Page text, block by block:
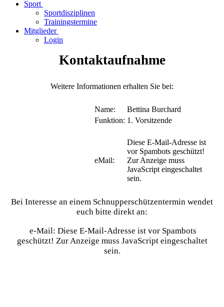
Sport
Sportdisziplinen
Trainingstermine
Mitglieder
Login
Kontaktaufnahme
Weitere Informationen erhalten Sie bei:
Name:
Bettina Burchard
Funktion: 1. Vorsitzende
eMail:
Diese E-Mail-Adresse ist
vor Spambots geschützt!
Zur Anzeige muss
JavaScript eingeschaltet
sein.
Bei Interesse an einem Schnupperschützentermin wendet
euch bitte direkt an:
e-Mail: Diese E-Mail-Adresse ist vor Spambots
geschützt! Zur Anzeige muss JavaScript eingeschaltet
sein.